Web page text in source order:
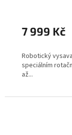
7 999 Kč
Robotický
speciálním
až...